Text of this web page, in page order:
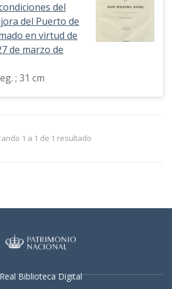
del
del Puerto de
en virtud de
de marzo de
; 31 cm
1 a 1 de 1 resultado
Biblioteca Digital